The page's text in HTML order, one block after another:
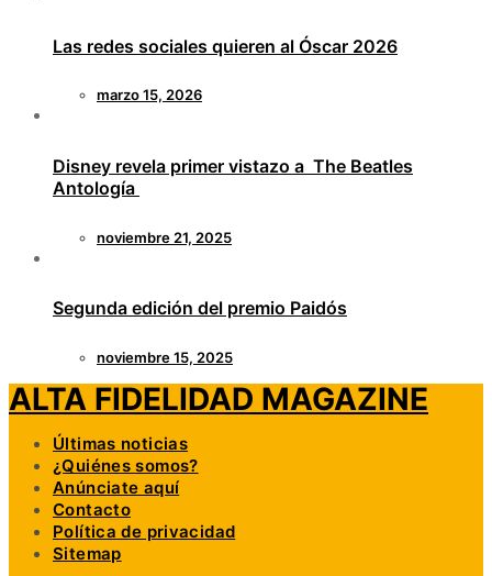
Las redes sociales quieren al Óscar 2026
marzo 15, 2026
Disney revela primer vistazo a The Beatles
Antología
noviembre 21, 2025
Segunda edición del premio Paidós
noviembre 15, 2025
ALTA FIDELIDAD MAGAZINE
Últimas noticias
¿Quiénes somos?
Anúnciate aquí
Contacto
Política de privacidad
Sitemap